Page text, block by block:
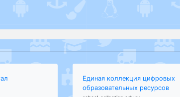
Единая коллекция цифровых
образовательных ресурсов